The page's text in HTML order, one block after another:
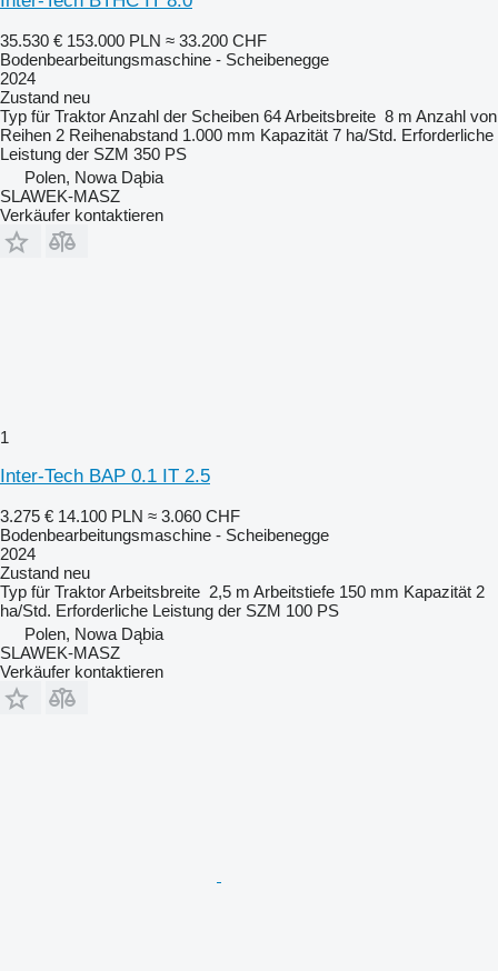
35.530 € 153.000 PLN ≈ 33.200 CHF
Bodenbearbeitungsmaschine - Scheibenegge
2024
Zustand neu
Typ für TraktorAnzahl der Scheiben 64Arbeitsbreite 8 m Anzahl von
Reihen 2 Reihenabstand 1.000 mm Kapazität 7 ha/Std. Erforderliche
Leistung der SZM 350 PS
Polen, Nowa Dąbia
SLAWEK-MASZ
Verkäufer kontaktieren
1
Inter-Tech BAP 0.1 IT 2.5
3.275 € 14.100 PLN ≈ 3.060 CHF
Bodenbearbeitungsmaschine - Scheibenegge
2024
Zustand neu
Typ für TraktorArbeitsbreite 2,5 m Arbeitstiefe 150 mm Kapazität 2
ha/Std. Erforderliche Leistung der SZM 100 PS
Polen, Nowa Dąbia
SLAWEK-MASZ
Verkäufer kontaktieren